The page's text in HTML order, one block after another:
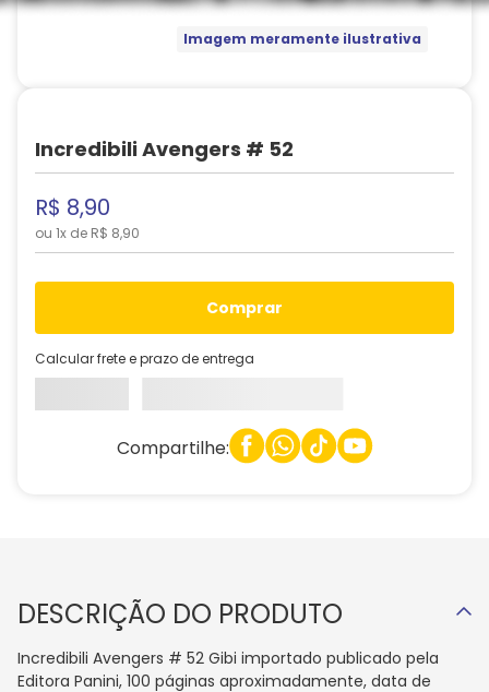
Imagem meramente ilustrativa
Incredibili Avengers # 52
R$ 8,90
ou 1x de R$ 8,90
comprar
Calcular frete e prazo de entrega
Compartilhe:
DESCRIÇÃO DO PRODUTO
Incredibili Avengers # 52 Gibi importado publicado pela
Editora Panini, 100 páginas aproximadamente, data de